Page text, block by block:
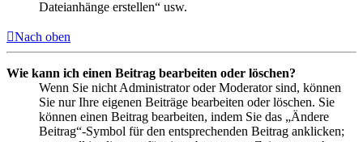
Dateianhänge erstellen“ usw.
Nach oben
Wie kann ich einen Beitrag bearbeiten oder löschen?
Wenn Sie nicht Administrator oder Moderator sind, können
Sie nur Ihre eigenen Beiträge bearbeiten oder löschen. Sie
können einen Beitrag bearbeiten, indem Sie das „Ändere
Beitrag“-Symbol für den entsprechenden Beitrag anklicken;